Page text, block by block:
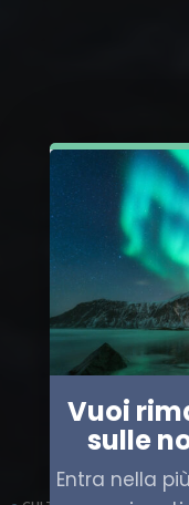
Vuoi
sulle
Entra nella